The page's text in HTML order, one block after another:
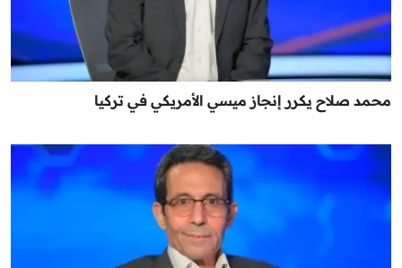
محمد صلاح يكرر إنجاز ميسي الأمريكي في تركيا